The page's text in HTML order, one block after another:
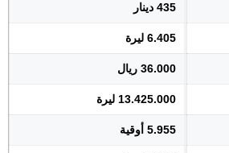
435 دينار
6.405 ليرة
36.000 ريال
13.425.000 ليرة
5.955 أوقية